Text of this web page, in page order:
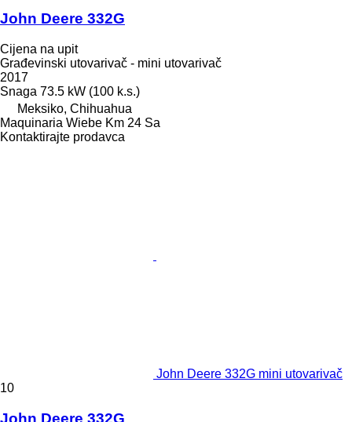
John Deere 332G
Cijena na upit
Građevinski utovarivač - mini utovarivač
2017
Snaga 73.5 kW (100 k.s.)
Meksiko, Chihuahua
Maquinaria Wiebe Km 24 Sa
Kontaktirajte prodavca
John Deere 332G mini utovarivač
10
John Deere 332G